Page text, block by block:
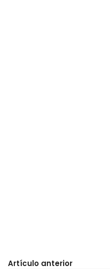
Artículo anterior